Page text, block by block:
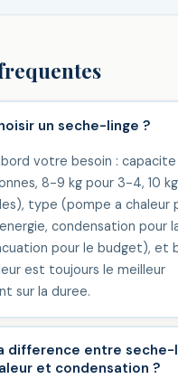
un seche-linge ?
votre besoin :
8-9 kg pour 3-4, 10
type (pompe a chaleur
condensation pour
pour le budget), et
est toujours le meilleur
sur la duree.
difference entre seche-
et condensation ?